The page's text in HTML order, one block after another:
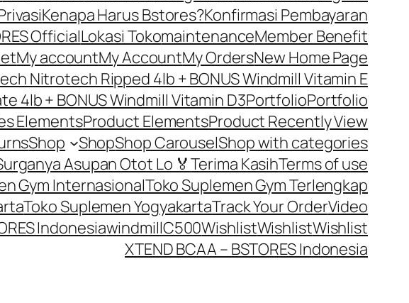
Kenapa Harus Bstores?Konfirmasi Pembayaran
OfficialLokasi TokomaintenanceMember Benefit
My accountMy AccountMy OrdersNew Home Page
Nitrotech Ripped 4lb + BONUS Windmill Vitamin E
4lb + BONUS Windmill Vitamin D3PortfolioPortfolio
ElementsProduct ElementsProduct Recently View
Shop ShopShop CarouselShop with categories
Asupan Otot Lo 🏅Terima KasihTerms of use
Gym InternasionalToko Suplemen Gym Terlengkap
Toko Suplemen YogyakartaTrack Your OrderVideo
IndonesiawindmillC500WishlistWishlistWishlist
XTEND BCAA – BSTORES Indonesia